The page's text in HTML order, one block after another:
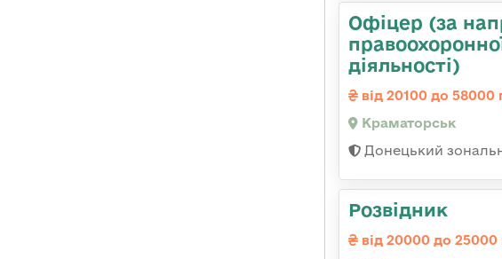
Офіцер (за
діяльності)
від 20100 до 58000
Краматорськ
Донецький
Розвідник
від 20000 до 25000